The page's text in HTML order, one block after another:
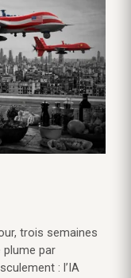
trois semaines
plume par
: l’IA